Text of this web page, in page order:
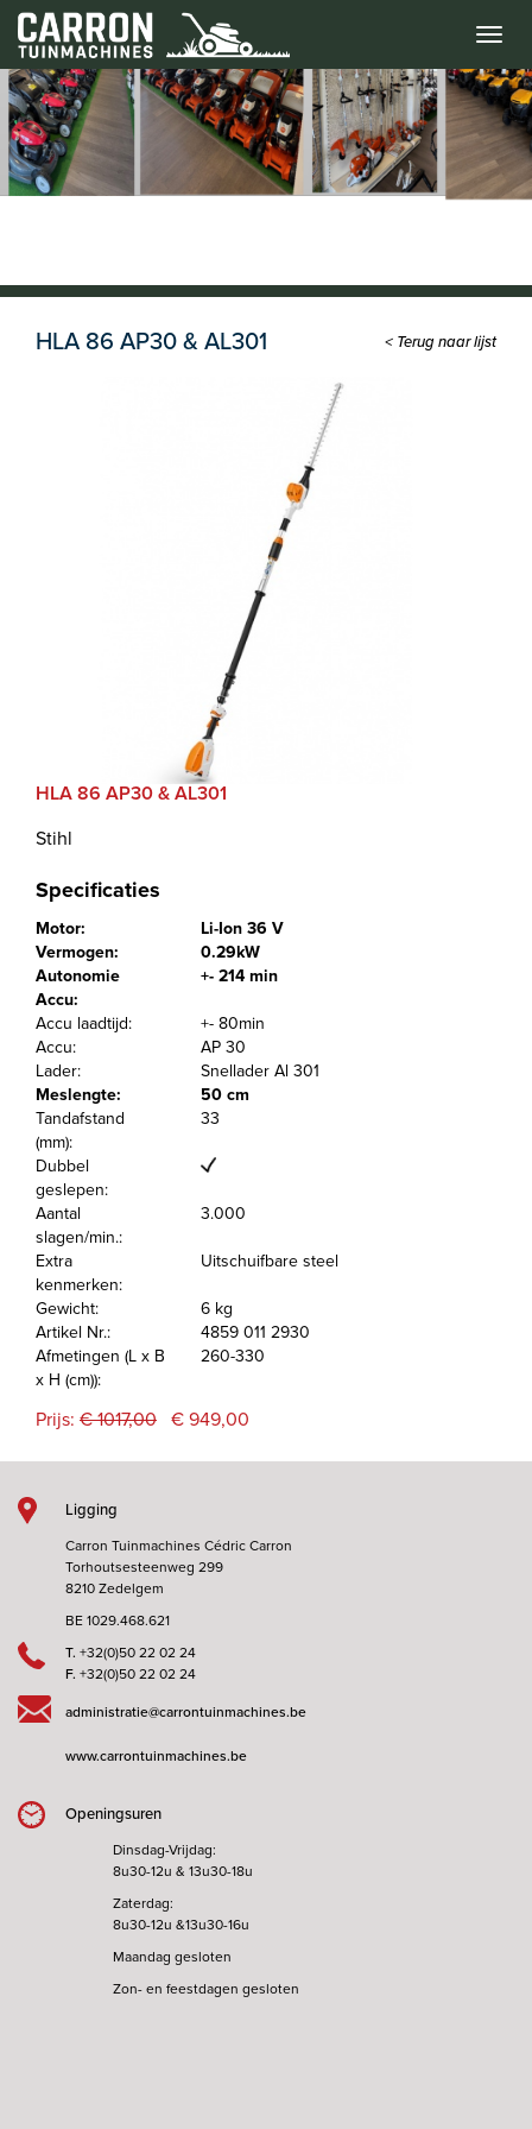
Menu
HLA 86 AP30 & AL301 < Terug naar lijst
HLA 86 AP30 & AL301
Stihl
Specificaties
Motor:
Li-Ion 36 V
Vermogen:
0.29kW
Autonomie
Accu:
+- 214 min
Accu laadtijd:
+- 80min
Accu:
AP 30
Lader:
Snellader Al 301
Meslengte:
50 cm
Tandafstand
(mm):
33
Dubbel
geslepen:
Aantal
slagen/min.:
3.000
Extra
kenmerken:
Uitschuifbare steel
Gewicht:
6 kg
Artikel Nr.:
4859 011 2930
Afmetingen (L x B
x H (cm)):
260-330
Prijs: € 1017,00 € 949,00
Ligging
Carron Tuinmachines Cédric Carron
Torhoutsesteenweg 299
8210 Zedelgem
BE 1029.468.621
T. +32(0)50 22 02 24
F. +32(0)50 22 02 24
administratie@carrontuinmachines.be
www.carrontuinmachines.be
Openingsuren
Dinsdag-Vrijdag:
8u30-12u & 13u30-18u
Zaterdag:
8u30-12u &13u30-16u
Maandag gesloten
Zon- en feestdagen gesloten